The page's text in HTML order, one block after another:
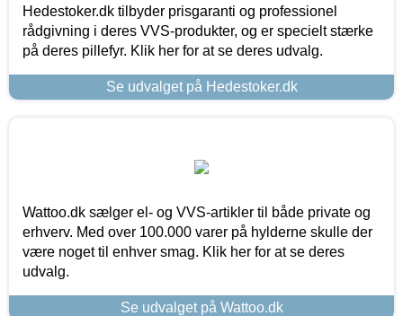
Hedestoker.dk tilbyder prisgaranti og professionel
rådgivning i deres VVS-produkter, og er specielt stærke
på deres pillefyr. Klik her for at se deres udvalg.
Se udvalget på Hedestoker.dk
Wattoo.dk sælger el- og VVS-artikler til både private og
erhverv. Med over 100.000 varer på hylderne skulle der
være noget til enhver smag. Klik her for at se deres
udvalg.
Se udvalget på Wattoo.dk